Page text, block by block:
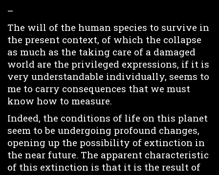
–
The will of the human species to survive in
the present context, of which the collapse
as much as the taking care of a damaged
world are the privileged expressions, if it is
very understandable individually, seems to
me to carry consequences that we must
know how to measure.
Indeed, the conditions of life on this planet
seem to be undergoing profound changes,
opening up the possibility of extinction in
the near future. The apparent characteristic
of this extinction is that it is the result of